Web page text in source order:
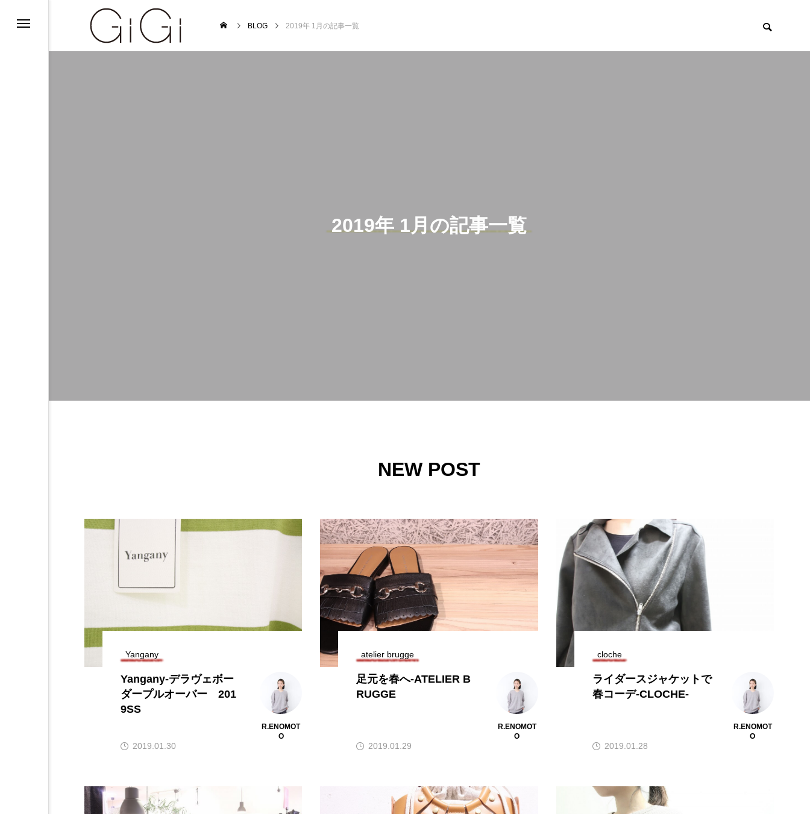
BLOG 2019年 1月の記事一覧
2019年 1月の記事一覧
NEW POST
Yangany
Yangany-デラヴェボー
ダープルオーバー 201
9SS
R.ENOMOT
O
2019.01.30
atelier brugge
足元を春へ-ATELIER B
RUGGE
R.ENOMOT
O
2019.01.29
cloche
ライダースジャケットで
春コーデ-CLOCHE-
R.ENOMOT
O
2019.01.28